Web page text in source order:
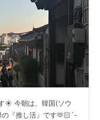
☀️ 今朝は、韓国(ソウ
『推し活』です🫶🏻´-